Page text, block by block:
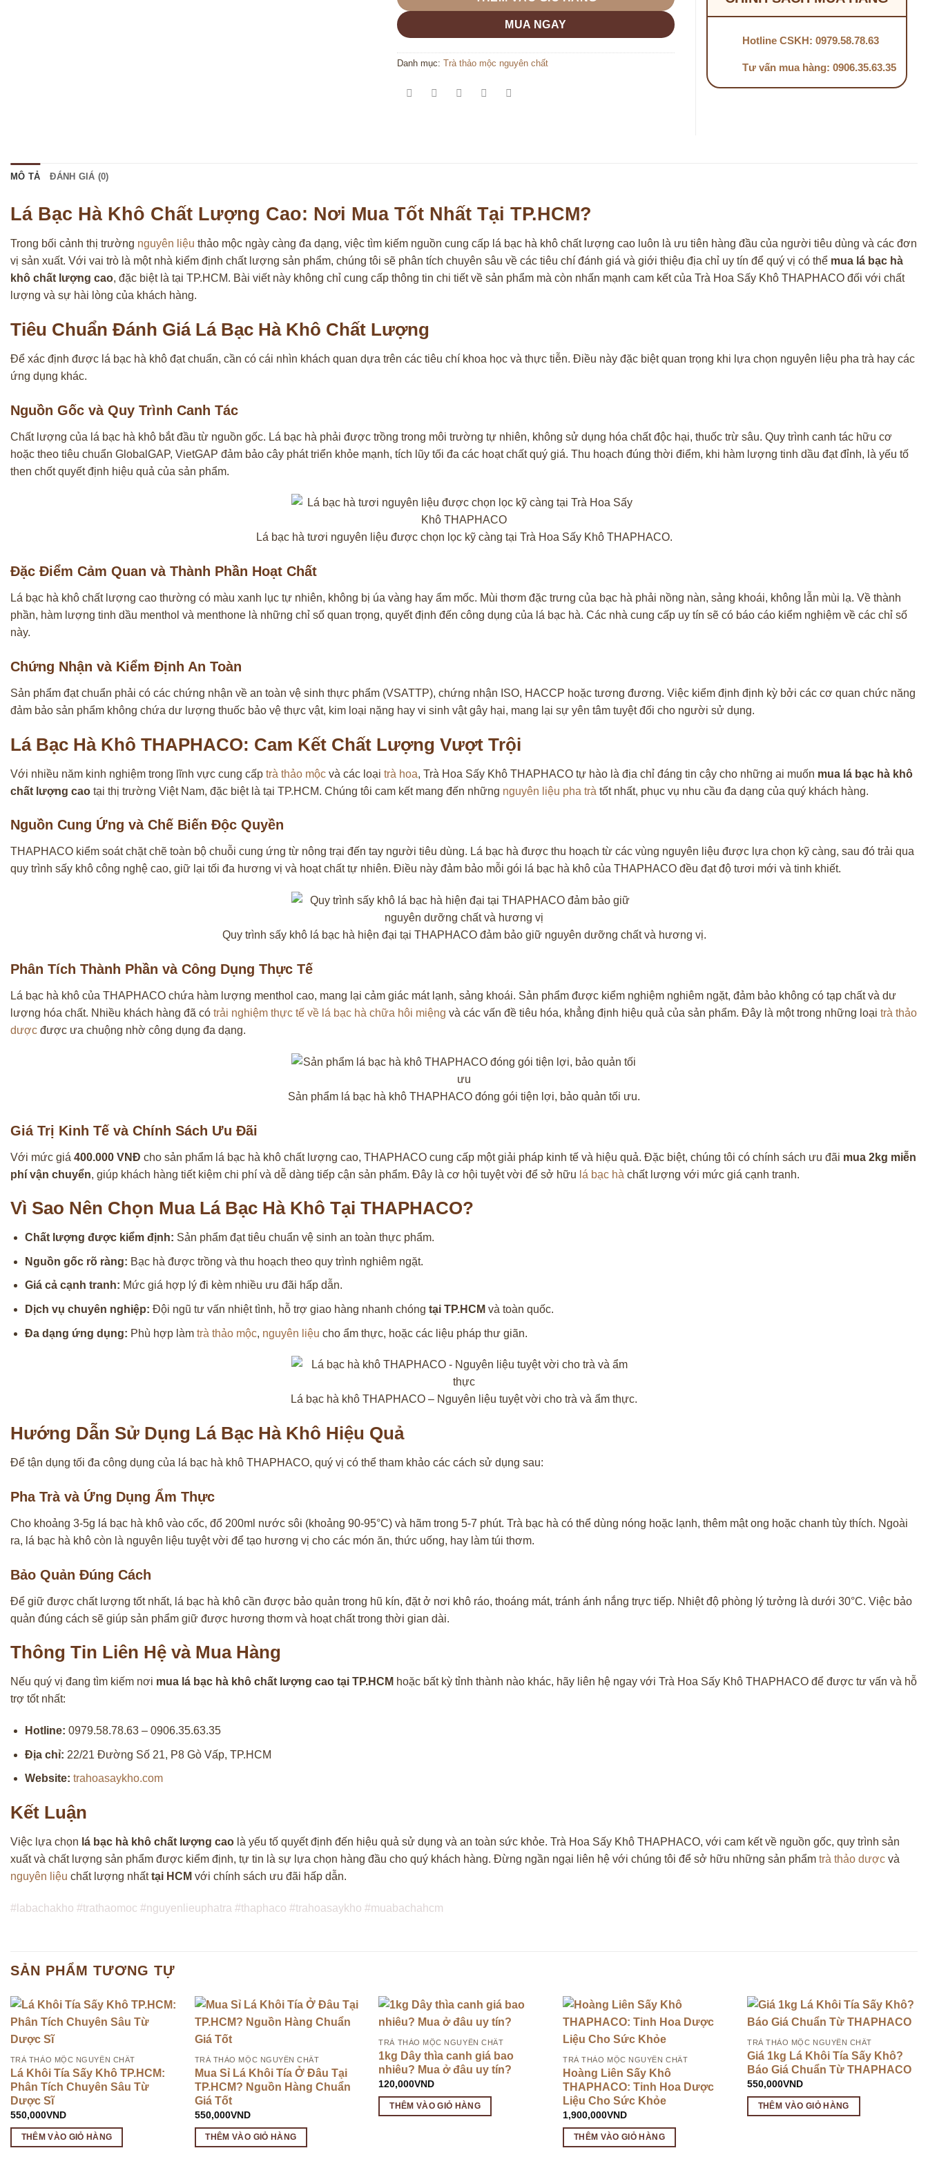
MUA NGAY
Danh mục: Trà thảo mộc nguyên chất
Hotline CSKH: 0979.58.78.63
Tư vấn mua hàng: 0906.35.63.35
MÔ TẢ ĐÁNH GIÁ (0)
Lá Bạc Hà Khô Chất Lượng Cao: Nơi Mua Tốt Nhất Tại TP.HCM?
Trong bối cảnh thị trường nguyên liệu thảo mộc ngày càng đa dạng, việc tìm kiếm nguồn cung cấp lá bạc hà khô chất lượng cao luôn là ưu tiên hàng đầu của người tiêu dùng và các đơn
vị sản xuất. Với vai trò là một nhà kiểm định chất lượng sản phẩm, chúng tôi sẽ phân tích chuyên sâu về các tiêu chí đánh giá và giới thiệu địa chỉ uy tín để quý vị có thể mua lá bạc hà
khô chất lượng cao, đặc biệt là tại TP.HCM. Bài viết này không chỉ cung cấp thông tin chi tiết về sản phẩm mà còn nhấn mạnh cam kết của Trà Hoa Sấy Khô THAPHACO đối với chất
lượng và sự hài lòng của khách hàng.
Tiêu Chuẩn Đánh Giá Lá Bạc Hà Khô Chất Lượng
Để xác định được lá bạc hà khô đạt chuẩn, cần có cái nhìn khách quan dựa trên các tiêu chí khoa học và thực tiễn. Điều này đặc biệt quan trọng khi lựa chọn nguyên liệu pha trà hay các
ứng dụng khác.
Nguồn Gốc và Quy Trình Canh Tác
Chất lượng của lá bạc hà khô bắt đầu từ nguồn gốc. Lá bạc hà phải được trồng trong môi trường tự nhiên, không sử dụng hóa chất độc hại, thuốc trừ sâu. Quy trình canh tác hữu cơ
hoặc theo tiêu chuẩn GlobalGAP, VietGAP đảm bảo cây phát triển khỏe mạnh, tích lũy tối đa các hoạt chất quý giá. Thu hoạch đúng thời điểm, khi hàm lượng tinh dầu đạt đỉnh, là yếu tố
then chốt quyết định hiệu quả của sản phẩm.
Lá bạc hà tươi nguyên liệu được chọn lọc kỹ càng tại Trà Hoa Sấy Khô THAPHACO.
Đặc Điểm Cảm Quan và Thành Phần Hoạt Chất
Lá bạc hà khô chất lượng cao thường có màu xanh lục tự nhiên, không bị úa vàng hay ẩm mốc. Mùi thơm đặc trưng của bạc hà phải nồng nàn, sảng khoái, không lẫn mùi lạ. Về thành
phần, hàm lượng tinh dầu menthol và menthone là những chỉ số quan trọng, quyết định đến công dụng của lá bạc hà. Các nhà cung cấp uy tín sẽ có báo cáo kiểm nghiệm về các chỉ số
này.
Chứng Nhận và Kiểm Định An Toàn
Sản phẩm đạt chuẩn phải có các chứng nhận về an toàn vệ sinh thực phẩm (VSATTP), chứng nhận ISO, HACCP hoặc tương đương. Việc kiểm định định kỳ bởi các cơ quan chức năng
đảm bảo sản phẩm không chứa dư lượng thuốc bảo vệ thực vật, kim loại nặng hay vi sinh vật gây hại, mang lại sự yên tâm tuyệt đối cho người sử dụng.
Lá Bạc Hà Khô THAPHACO: Cam Kết Chất Lượng Vượt Trội
Với nhiều năm kinh nghiệm trong lĩnh vực cung cấp trà thảo mộc và các loại trà hoa, Trà Hoa Sấy Khô THAPHACO tự hào là địa chỉ đáng tin cậy cho những ai muốn mua lá bạc hà khô
chất lượng cao tại thị trường Việt Nam, đặc biệt là tại TP.HCM. Chúng tôi cam kết mang đến những nguyên liệu pha trà tốt nhất, phục vụ nhu cầu đa dạng của quý khách hàng.
Nguồn Cung Ứng và Chế Biến Độc Quyền
THAPHACO kiểm soát chặt chẽ toàn bộ chuỗi cung ứng từ nông trại đến tay người tiêu dùng. Lá bạc hà được thu hoạch từ các vùng nguyên liệu được lựa chọn kỹ càng, sau đó trải qua
quy trình sấy khô công nghệ cao, giữ lại tối đa hương vị và hoạt chất tự nhiên. Điều này đảm bảo mỗi gói lá bạc hà khô của THAPHACO đều đạt độ tươi mới và tinh khiết.
Quy trình sấy khô lá bạc hà hiện đại tại THAPHACO đảm bảo giữ nguyên dưỡng chất và hương vị.
Phân Tích Thành Phần và Công Dụng Thực Tế
Lá bạc hà khô của THAPHACO chứa hàm lượng menthol cao, mang lại cảm giác mát lạnh, sảng khoái. Sản phẩm được kiểm nghiệm nghiêm ngặt, đảm bảo không có tạp chất và dư
lượng hóa chất. Nhiều khách hàng đã có trải nghiệm thực tế về lá bạc hà chữa hôi miệng và các vấn đề tiêu hóa, khẳng định hiệu quả của sản phẩm. Đây là một trong những loại trà thảo
dược được ưa chuộng nhờ công dụng đa dạng.
Sản phẩm lá bạc hà khô THAPHACO đóng gói tiện lợi, bảo quản tối ưu.
Giá Trị Kinh Tế và Chính Sách Ưu Đãi
Với mức giá 400.000 VNĐ cho sản phẩm lá bạc hà khô chất lượng cao, THAPHACO cung cấp một giải pháp kinh tế và hiệu quả. Đặc biệt, chúng tôi có chính sách ưu đãi mua 2kg miễn
phí vận chuyển, giúp khách hàng tiết kiệm chi phí và dễ dàng tiếp cận sản phẩm. Đây là cơ hội tuyệt vời để sở hữu lá bạc hà chất lượng với mức giá cạnh tranh.
Vì Sao Nên Chọn Mua Lá Bạc Hà Khô Tại THAPHACO?
Chất lượng được kiểm định: Sản phẩm đạt tiêu chuẩn vệ sinh an toàn thực phẩm.
Nguồn gốc rõ ràng: Bạc hà được trồng và thu hoạch theo quy trình nghiêm ngặt.
Giá cả cạnh tranh: Mức giá hợp lý đi kèm nhiều ưu đãi hấp dẫn.
Dịch vụ chuyên nghiệp: Đội ngũ tư vấn nhiệt tình, hỗ trợ giao hàng nhanh chóng tại TP.HCM và toàn quốc.
Đa dạng ứng dụng: Phù hợp làm trà thảo mộc, nguyên liệu cho ẩm thực, hoặc các liệu pháp thư giãn.
Lá bạc hà khô THAPHACO – Nguyên liệu tuyệt vời cho trà và ẩm thực.
Hướng Dẫn Sử Dụng Lá Bạc Hà Khô Hiệu Quả
Để tận dụng tối đa công dụng của lá bạc hà khô THAPHACO, quý vị có thể tham khảo các cách sử dụng sau:
Pha Trà và Ứng Dụng Ẩm Thực
Cho khoảng 3-5g lá bạc hà khô vào cốc, đổ 200ml nước sôi (khoảng 90-95°C) và hãm trong 5-7 phút. Trà bạc hà có thể dùng nóng hoặc lạnh, thêm mật ong hoặc chanh tùy thích. Ngoài
ra, lá bạc hà khô còn là nguyên liệu tuyệt vời để tạo hương vị cho các món ăn, thức uống, hay làm túi thơm.
Bảo Quản Đúng Cách
Để giữ được chất lượng tốt nhất, lá bạc hà khô cần được bảo quản trong hũ kín, đặt ở nơi khô ráo, thoáng mát, tránh ánh nắng trực tiếp. Nhiệt độ phòng lý tưởng là dưới 30°C. Việc bảo
quản đúng cách sẽ giúp sản phẩm giữ được hương thơm và hoạt chất trong thời gian dài.
Thông Tin Liên Hệ và Mua Hàng
Nếu quý vị đang tìm kiếm nơi mua lá bạc hà khô chất lượng cao tại TP.HCM hoặc bất kỳ tỉnh thành nào khác, hãy liên hệ ngay với Trà Hoa Sấy Khô THAPHACO để được tư vấn và hỗ
trợ tốt nhất:
Hotline: 0979.58.78.63 – 0906.35.63.35
Địa chỉ: 22/21 Đường Số 21, P8 Gò Vấp, TP.HCM
Website: trahoasaykho.com
Kết Luận
Việc lựa chọn lá bạc hà khô chất lượng cao là yếu tố quyết định đến hiệu quả sử dụng và an toàn sức khỏe. Trà Hoa Sấy Khô THAPHACO, với cam kết về nguồn gốc, quy trình sản
xuất và chất lượng sản phẩm được kiểm định, tự tin là sự lựa chọn hàng đầu cho quý khách hàng. Đừng ngần ngại liên hệ với chúng tôi để sở hữu những sản phẩm trà thảo dược và
nguyên liệu chất lượng nhấttại HCM với chính sách ưu đãi hấp dẫn.
#labachakho #trathaomoc #nguyenlieuphatra #thaphaco #trahoasaykho #muabachahcm
SẢN PHẨM TƯƠNG TỰ
TRÀ THẢO MỘC NGUYÊN CHẤT
Lá Khôi Tía Sấy Khô TP.HCM:
Phân Tích Chuyên Sâu Từ
Dược Sĩ
550,000VND
THÊM VÀO GIỎ HÀNG
TRÀ THẢO MỘC NGUYÊN CHẤT
Mua Sỉ Lá Khôi Tía Ở Đâu Tại
TP.HCM? Nguồn Hàng Chuẩn
Giá Tốt
550,000VND
THÊM VÀO GIỎ HÀNG
TRÀ THẢO MỘC NGUYÊN CHẤT
1kg Dây thìa canh giá bao
nhiêu? Mua ở đâu uy tín?
120,000VND
THÊM VÀO GIỎ HÀNG
TRÀ THẢO MỘC NGUYÊN CHẤT
Hoàng Liên Sấy Khô
THAPHACO: Tinh Hoa Dược
Liệu Cho Sức Khỏe
1,900,000VND
THÊM VÀO GIỎ HÀNG
TRÀ THẢO MỘC NGUYÊN CHẤT
Giá 1kg Lá Khôi Tía Sấy Khô?
Báo Giá Chuẩn Từ THAPHACO
550,000VND
THÊM VÀO GIỎ HÀNG